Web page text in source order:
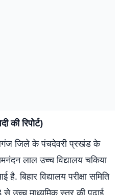
की रिपोर्ट)
जिले के पंचदेवरी प्रखंड के
लाल उच्च विद्यालय चकिया
बिहार विद्यालय परीक्षा समिति
उच्च माध्यमिक स्तर की पढ़ाई